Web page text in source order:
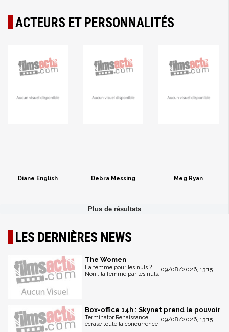
ACTEURS ET PERSONNALITÉS
Diane English Debra Messing Meg Ryan
LES DERNIÈRES NEWS
The Women
09/08/2026, 13:15
La femme pour les nuls ?
Non : la femme par les nuls.
Box-office 14h : Skynet prend le pouvoir
09/08/2026, 13:15
Terminator Renaissance
écrase toute la concurrence